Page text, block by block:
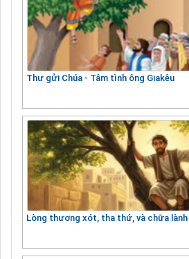
Thư gửi Chúa - Tâm tình ông Giakêu
Lòng thương xót, tha thứ, và chữa lành